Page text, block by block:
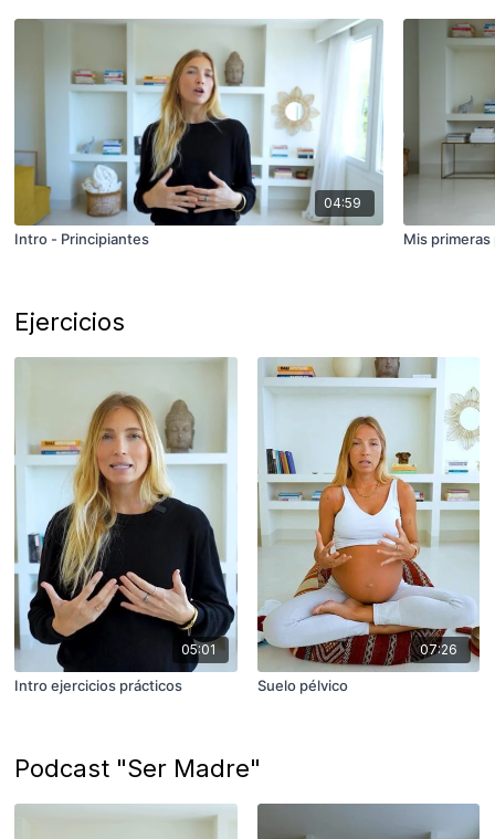
04:59
Intro - Principiantes Mis
Ejercicios
05:01
Intro ejercicios prácticos
07:26
Suelo pélvico
Podcast "Ser Madre"